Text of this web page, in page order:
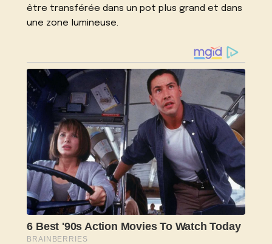
être transférée dans un pot plus grand et dans
une zone lumineuse.